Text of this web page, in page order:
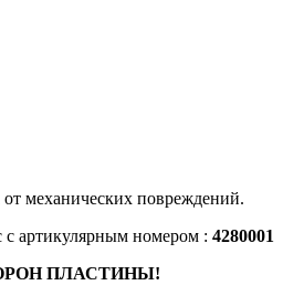
механических повреждений.
с артикулярным номером : 4280001
ПЛАСТИНЫ!